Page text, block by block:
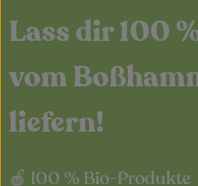
Lass dir 100
vom
liefern!
🍎 100 % Bio-Produkte